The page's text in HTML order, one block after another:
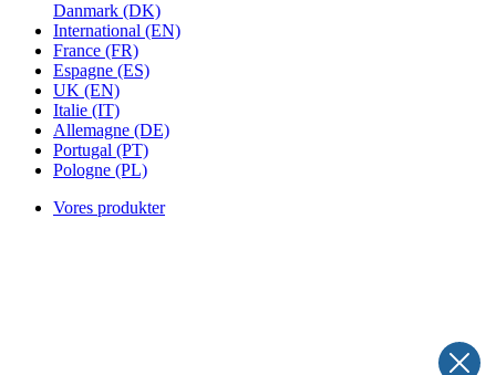
Danmark (DK)
International (EN)
France (FR)
Espagne (ES)
UK (EN)
Italie (IT)
Allemagne (DE)
Portugal (PT)
Pologne (PL)
Vores produkter